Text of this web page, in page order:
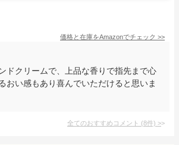
価格と在庫をAmazonでチェック >>
ドクリームで、上品な香りで指先まで心
おい感もあり喜んでいただけると思いま
全てのおすすめコメント (8件) >